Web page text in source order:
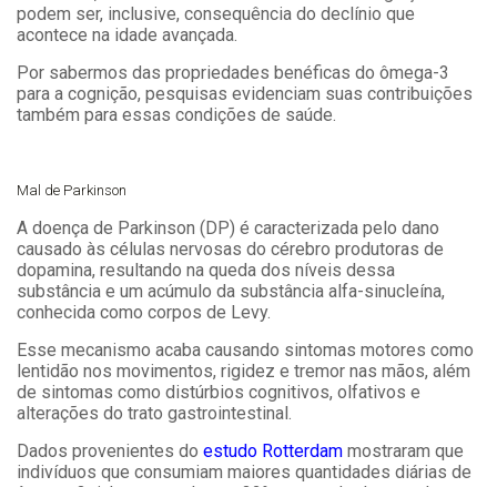
podem ser, inclusive, consequência do declínio que
acontece na idade avançada.
Por sabermos das propriedades benéficas do ômega-3
para a cognição, pesquisas evidenciam suas contribuições
também para essas condições de saúde.
Mal de Parkinson
A doença de Parkinson (DP) é caracterizada pelo dano
causado às células nervosas do cérebro produtoras de
dopamina, resultando na queda dos níveis dessa
substância e um acúmulo da substância alfa-sinucleína,
conhecida como corpos de Levy.
Esse mecanismo acaba causando sintomas motores como
lentidão nos movimentos, rigidez e tremor nas mãos, além
de sintomas como distúrbios cognitivos, olfativos e
alterações do trato gastrointestinal.
Dados provenientes do estudo Rotterdam mostraram que
indivíduos que consumiam maiores quantidades diárias de